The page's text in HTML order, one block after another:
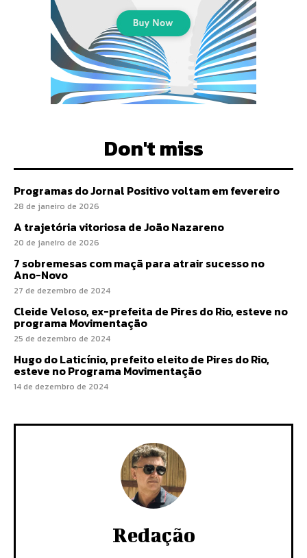
Don't miss
Programas do Jornal Positivo voltam em fevereiro
28 de janeiro de 2026
A trajetória vitoriosa de João Nazareno
20 de janeiro de 2026
7 sobremesas com maçã para atrair sucesso no
Ano-Novo
27 de dezembro de 2024
Cleide Veloso, ex-prefeita de Pires do Rio, esteve no
programa Movimentação
25 de dezembro de 2024
Hugo do Laticínio, prefeito eleito de Pires do Rio,
esteve no Programa Movimentação
14 de dezembro de 2024
Redação